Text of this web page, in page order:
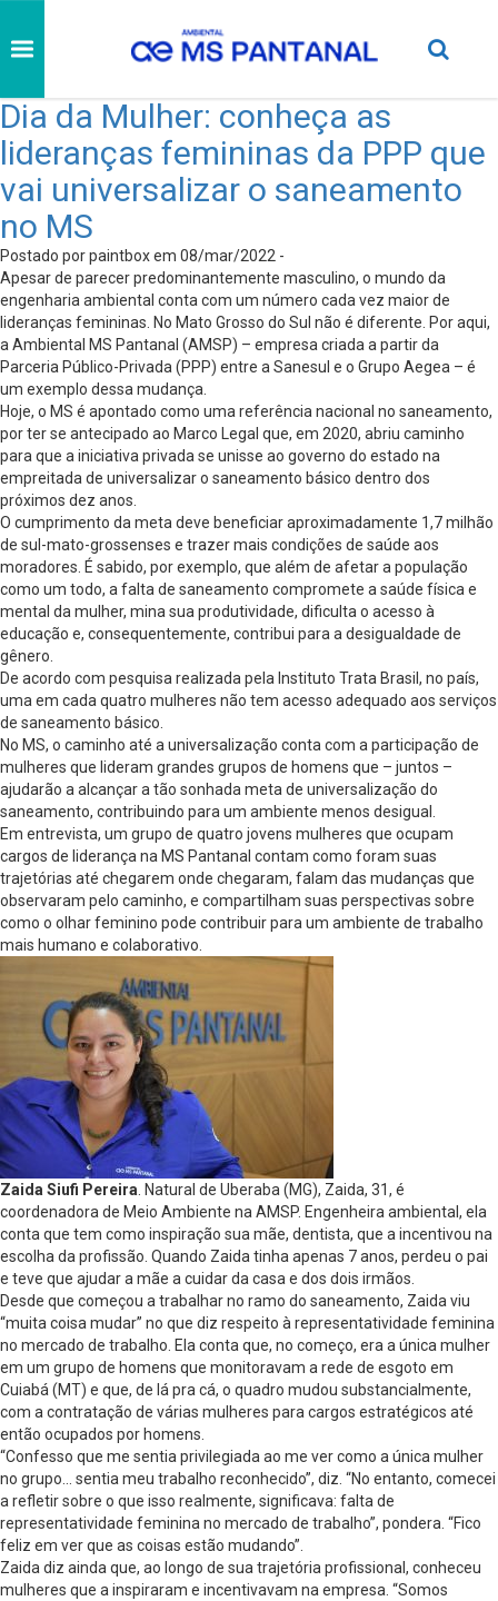
Dia da Mulher: conheça as
lideranças femininas da PPP que
vai universalizar o saneamento
no MS
Postado por paintbox em 08/mar/2022 -
Apesar de parecer predominantemente masculino, o mundo da
engenharia ambiental conta com um número cada vez maior de
lideranças femininas. No Mato Grosso do Sul não é diferente. Por aqui,
a Ambiental MS Pantanal (AMSP) – empresa criada a partir da
Parceria Público-Privada (PPP) entre a Sanesul e o Grupo Aegea – é
um exemplo dessa mudança.
Hoje, o MS é apontado como uma referência nacional no saneamento,
por ter se antecipado ao Marco Legal que, em 2020, abriu caminho
para que a iniciativa privada se unisse ao governo do estado na
empreitada de universalizar o saneamento básico dentro dos
próximos dez anos.
O cumprimento da meta deve beneficiar aproximadamente 1,7 milhão
de sul-mato-grossenses e trazer mais condições de saúde aos
moradores. É sabido, por exemplo, que além de afetar a população
como um todo, a falta de saneamento compromete a saúde física e
mental da mulher, mina sua produtividade, dificulta o acesso à
educação e, consequentemente, contribui para a desigualdade de
gênero.
De acordo com pesquisa realizada pela Instituto Trata Brasil, no país,
uma em cada quatro mulheres não tem acesso adequado aos serviços
de saneamento básico.
No MS, o caminho até a universalização conta com a participação de
mulheres que lideram grandes grupos de homens que – juntos –
ajudarão a alcançar a tão sonhada meta de universalização do
saneamento, contribuindo para um ambiente menos desigual.
Em entrevista, um grupo de quatro jovens mulheres que ocupam
cargos de liderança na MS Pantanal contam como foram suas
trajetórias até chegarem onde chegaram, falam das mudanças que
observaram pelo caminho, e compartilham suas perspectivas sobre
como o olhar feminino pode contribuir para um ambiente de trabalho
mais humano e colaborativo.
Zaida Siufi Pereira . Natural de Uberaba (MG), Zaida, 31, é
coordenadora de Meio Ambiente na AMSP. Engenheira ambiental, ela
conta que tem como inspiração sua mãe, dentista, que a incentivou na
escolha da profissão. Quando Zaida tinha apenas 7 anos, perdeu o pai
e teve que ajudar a mãe a cuidar da casa e dos dois irmãos.
Desde que começou a trabalhar no ramo do saneamento, Zaida viu
“muita coisa mudar” no que diz respeito à representatividade feminina
no mercado de trabalho. Ela conta que, no começo, era a única mulher
em um grupo de homens que monitoravam a rede de esgoto em
Cuiabá (MT) e que, de lá pra cá, o quadro mudou substancialmente,
com a contratação de várias mulheres para cargos estratégicos até
então ocupados por homens.
“Confesso que me sentia privilegiada ao me ver como a única mulher
no grupo… sentia meu trabalho reconhecido”, diz. “No entanto, comecei
a refletir sobre o que isso realmente, significava: falta de
representatividade feminina no mercado de trabalho”, pondera. “Fico
feliz em ver que as coisas estão mudando”.
Zaida diz ainda que, ao longo de sua trajetória profissional, conheceu
mulheres que a inspiraram e incentivavam na empresa. “Somos